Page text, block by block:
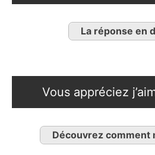
La réponse en
Vous appréciez
Découvrez comment